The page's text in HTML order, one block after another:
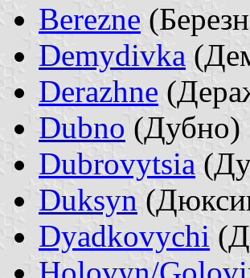
Berezne
Demydivka
Derazhne
Dubno (Дубно)
Dubrovytsia
Duksyn
Dyadkovychi